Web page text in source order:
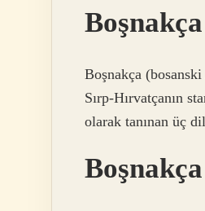
Boşnakça
Sırp-Hırvatçanın
olarak tanınan üç